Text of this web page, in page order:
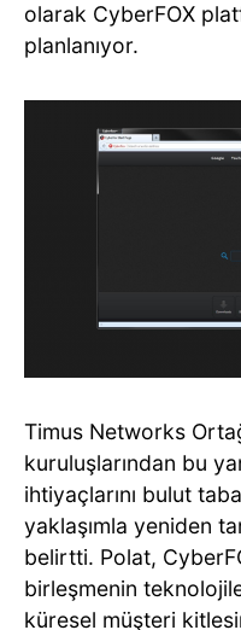
olarak CyberFOX
planlanıyor.
Timus Networks
kuruluşlarından bu
ihtiyaçlarını bulut
yaklaşımla yeniden
belirtti. Polat,
birleşmenin
küresel müşteri